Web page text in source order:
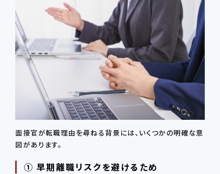
面接官が転職理由を尋ねる背景には、いくつかの明確な意
図があります。
① 早期離職リスクを避けるため